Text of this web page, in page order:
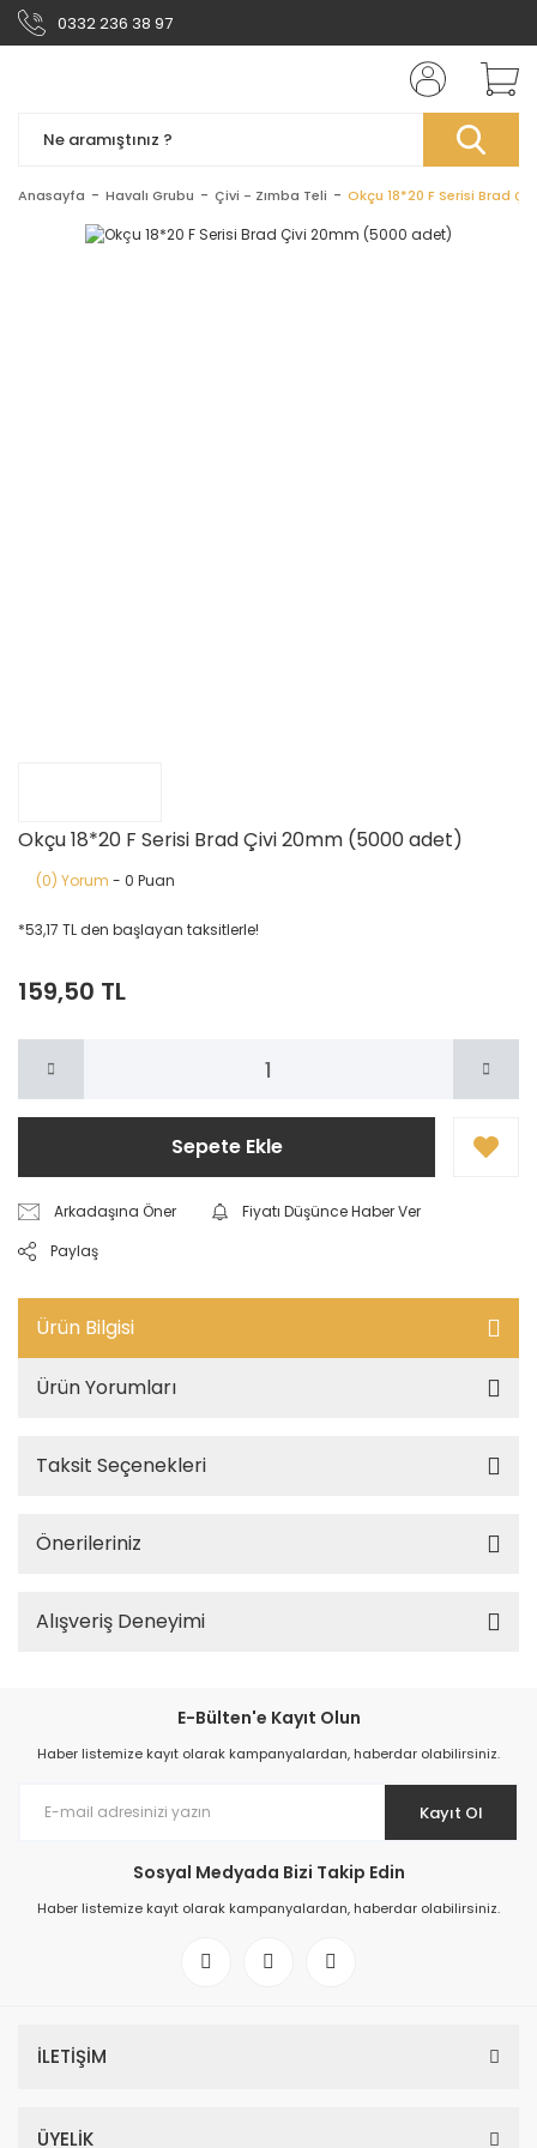
0332 236 38 97
Anasayfa Havalı Grubu Çivi - Zımba Teli Okçu 18*20 F Serisi Brad
Okçu 18*20 F Serisi Brad Çivi 20mm (5000 adet)
(0) Yorum - 0 Puan
*53,17 TL den başlayan taksitlerle!
159,50 TL
Sepete Ekle
Arkadaşına Öner
Fiyatı Düşünce Haber Ver
Paylaş
Ürün Bilgisi
Ürün Yorumları
Taksit Seçenekleri
Önerileriniz
Alışveriş Deneyimi
E-Bülten'e Kayıt Olun
Haber listemize kayıt olarak kampanyalardan, haberdar olabilirsiniz.
Kayıt Ol
Sosyal Medyada Bizi Takip Edin
Haber listemize kayıt olarak kampanyalardan, haberdar olabilirsiniz.
İLETİŞİM
ÜYELİK